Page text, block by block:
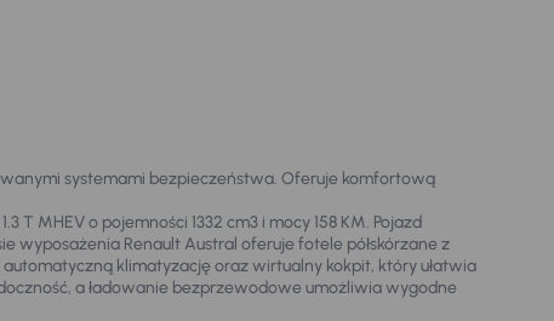
systemami bezpieczeństwa. Oferuje komfortową
MHEV o pojemności 1332 cm3 i mocy 158 KM. Pojazd
wyposażenia Renault Austral oferuje fotele półskórzane z
klimatyzację oraz wirtualny kokpit, który ułatwia
a ładowanie bezprzewodowe umożliwia wygodne